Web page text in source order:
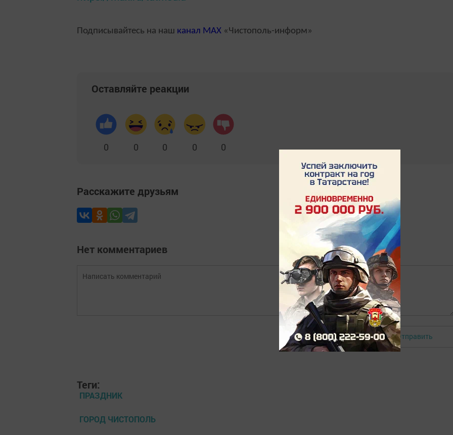
Подписывайтесь на наш канал MAX «Чистополь-информ»
Оставляйте реакции
0 0 0 0 0
Расскажите друзьям
Нет комментариев
Авторизоваться Отправить
Теги:
ПРАЗДНИК
ГОРОД ЧИСТОПОЛЬ